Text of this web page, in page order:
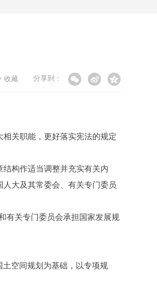
分享到：
收藏
关职能，更好落实宪法的规定
构作适当调整并充实有关内
人大及其常委会、有关专门委员
有关专门委员会承担国家发展规
空间规划为基础，以专项规